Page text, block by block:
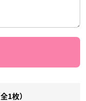
1枚）